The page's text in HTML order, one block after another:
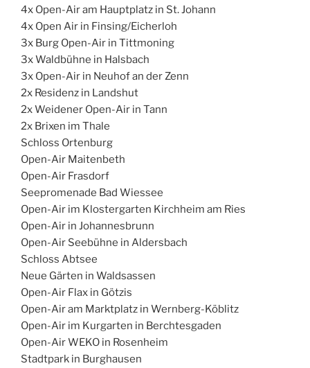
4x Open-Air am Hauptplatz in St. Johann
4x Open Air in Finsing/Eicherloh
3x Burg Open-Air in Tittmoning
3x Waldbühne in Halsbach
3x Open-Air in Neuhof an der Zenn
2x Residenz in Landshut
2x Weidener Open-Air in Tann
2x Brixen im Thale
Schloss Ortenburg
Open-Air Maitenbeth
Open-Air Frasdorf
Seepromenade Bad Wiessee
Open-Air im Klostergarten Kirchheim am Ries
Open-Air in Johannesbrunn
Open-Air Seebühne in Aldersbach
Schloss Abtsee
Neue Gärten in Waldsassen
Open-Air Flax in Götzis
Open-Air am Marktplatz in Wernberg-Köblitz
Open-Air im Kurgarten in Berchtesgaden
Open-Air WEKO in Rosenheim
Stadtpark in Burghausen